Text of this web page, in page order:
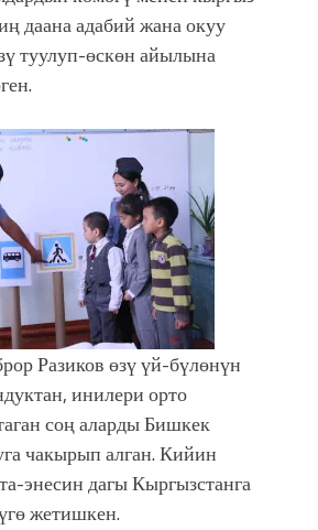
даана адабий жана окуу
туулуп-өскөн айылына
Разиков өзү үй-бүлөнүн
инилери орто
соң аларды Бишкек
чакырып алган. Кийин
энесин дагы Кыргызстанга
жетишкен.